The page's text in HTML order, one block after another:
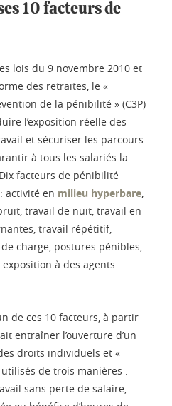
10 facteurs de
lois du 9 novembre 2010 et
des retraites, le «
de la pénibilité » (C3P)
l’exposition réelle des
et sécuriser les parcours
à tous les salariés la
facteurs de pénibilité
activité en milieu hyperbare,
travail de nuit, travail en
travail répétitif,
charge, postures pénibles,
à des agents
de ces 10 facteurs, à partir
entraîner l’ouverture d’un
droits individuels et «
de trois manières :
sans perte de salaire,